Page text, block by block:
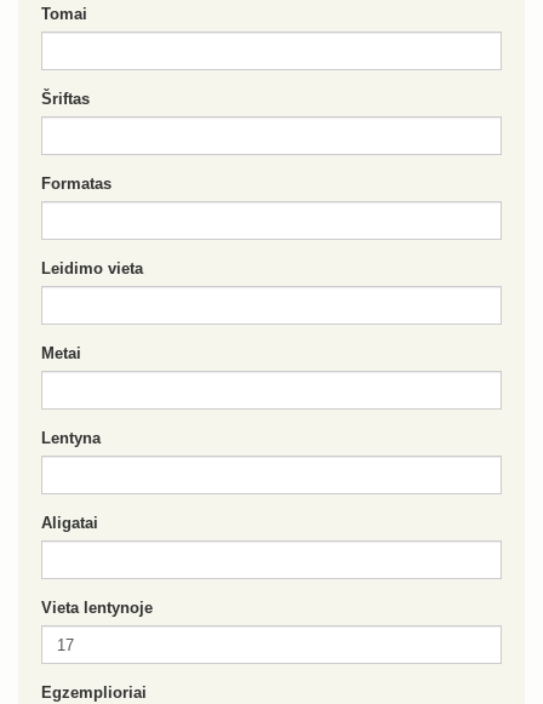
Tomai
Šriftas
Formatas
Leidimo vieta
Metai
Lentyna
Aligatai
Vieta lentynoje
Egzemplioriai